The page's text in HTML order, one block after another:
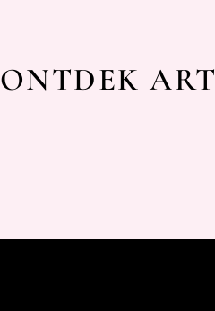
ONTDEK